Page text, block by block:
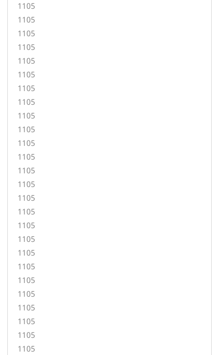
1105
1105
1105
1105
1105
1105
1105
1105
1105
1105
1105
1105
1105
1105
1105
1105
1105
1105
1105
1105
1105
1105
1105
1105
1105
1105